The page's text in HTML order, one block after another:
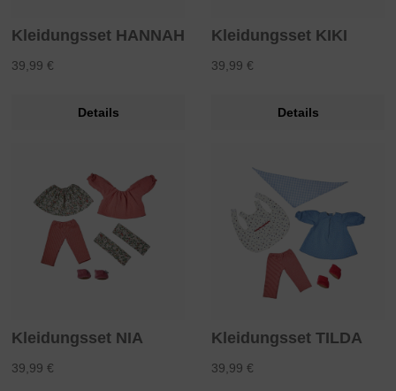
Kleidungsset HANNAH
39,99 €
Details
Kleidungsset KIKI
39,99 €
Details
Kleidungsset NIA
39,99 €
Kleidungsset TILDA
39,99 €